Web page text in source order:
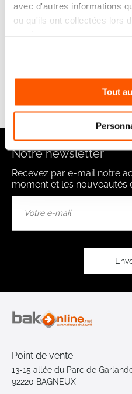
avec d'autres informations
ou qu'ils ont collectées lors
Tout
Notre newsletter
Recevez par e-mail notre
moment et les nouveautés
Point de vente
13-15 allée du Parc de
92220 BAGNEUX